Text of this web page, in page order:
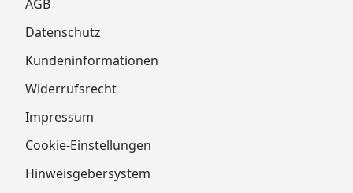
AGB
Datenschutz
Kundeninformationen
Widerrufsrecht
Impressum
Cookie-Einstellungen
Hinweisgebersystem